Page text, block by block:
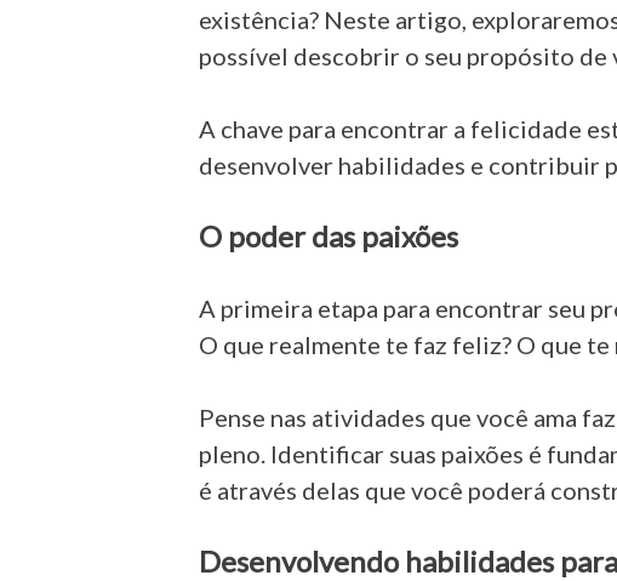
existência? Neste artigo,
possível descobrir o seu propósito de
A chave para encontrar a felicidade
desenvolver habilidades e contribuir
O poder das paixões
A primeira etapa para encontrar seu
O que realmente te faz feliz? O que te
Pense nas atividades que você ama
pleno. Identificar suas paixões é
é através delas que você poderá
Desenvolvendo habilidades